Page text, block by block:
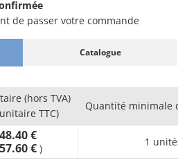
coating (NBK dark
de passer votre commande
Catalogue
(hors TVA)
TTC)
Quantité minimale
48.40 €
57.60 € )
1